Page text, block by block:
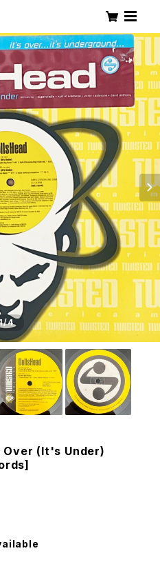
/4
Over (It's Under)